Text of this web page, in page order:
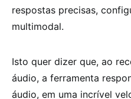
respostas precisas,
multimodal.
Isto quer dizer que, ao
áudio, a ferramenta
áudio, em uma incrível